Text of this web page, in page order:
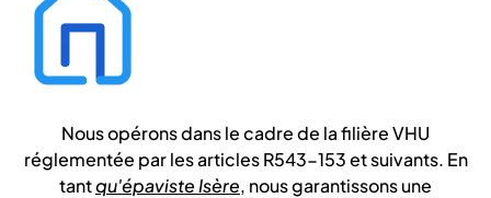
Nous opérons dans le cadre de la filière VHU
réglementée par les articles R543-153 et suivants. En
tantqu'épaviste Isère, nous garantissons une